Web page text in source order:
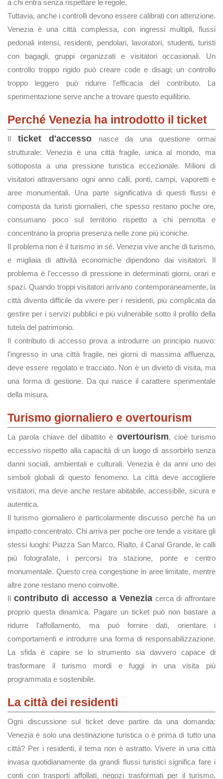
a chi entra senza rispettare le regole.
Tuttavia, anche i controlli devono essere calibrati con attenzione.
Venezia è una città complessa, con ingressi multipli, flussi
pedonali intensi, residenti, pendolari, lavoratori, studenti, turisti
con bagagli, gruppi organizzati e visitatori occasionali. Un
controllo troppo rigido può creare code e disagi; un controllo
troppo leggero può ridurre l'efficacia del contributo. La
sperimentazione serve anche a trovare questo equilibrio.
Perché Venezia ha introdotto il ticket
Il ticket d'accessonasce da una questione ormai
strutturale: Venezia è una città fragile, unica al mondo, ma
sottoposta a una pressione turistica eccezionale. Milioni di
visitatori attraversano ogni anno calli, ponti, campi, vaporetti e
aree monumentali. Una parte significativa di questi flussi è
composta da turisti giornalieri, che spesso restano poche ore,
consumano poco sul territorio rispetto a chi pernotta e
concentrano la propria presenza nelle zone più iconiche.
Il problema non è il turismo in sé. Venezia vive anche di turismo,
e migliaia di attività economiche dipendono dai visitatori. Il
problema è l'eccesso di pressione in determinati giorni, orari e
spazi. Quando troppi visitatori arrivano contemporaneamente, la
città diventa difficile da vivere per i residenti, più complicata da
gestire per i servizi pubblici e più vulnerabile sotto il profilo della
tutela del patrimonio.
Il contributo di accesso prova a introdurre un principio nuovo:
l'ingresso in una città fragile, nei giorni di massima affluenza,
deve essere regolato e tracciato. Non è un divieto di visita, ma
una forma di gestione. Da qui nasce il carattere sperimentale
della misura.
Turismo giornaliero e overtourism
La parola chiave del dibattito è overtourism, cioè turismo
eccessivo rispetto alla capacità di un luogo di assorbirlo senza
danni sociali, ambientali e culturali. Venezia è da anni uno dei
simboli globali di questo fenomeno. La città deve accogliere
visitatori, ma deve anche restare abitabile, accessibile, sicura e
autentica.
Il turismo giornaliero è particolarmente discusso perché ha un
impatto concentrato. Chi arriva per poche ore tende a visitare gli
stessi luoghi: Piazza San Marco, Rialto, il Canal Grande, le calli
più fotografate, i percorsi tra stazione, ponte e centro
monumentale. Questo crea congestione in aree limitate, mentre
altre zone restano meno coinvolte.
Il contributo di accesso a Venezia cerca di affrontare
proprio questa dinamica. Pagare un ticket può non bastare a
ridurre l'affollamento, ma può fornire dati, orientare i
comportamenti e introdurre una forma di responsabilizzazione.
La sfida è capire se lo strumento sia davvero capace di
trasformare il turismo mordi e fuggi in una visita più
programmata e sostenibile.
La città dei residenti
Ogni discussione sul ticket deve partire da una domanda:
Venezia è solo una destinazione turistica o è prima di tutto una
città? Per i residenti, il tema non è astratto. Vivere in una città
invasa quotidianamente da grandi flussi turistici significa fare i
conti con trasporti affollati, negozi trasformati per il turismo,